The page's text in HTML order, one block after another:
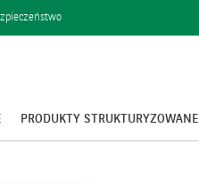
PRODUKTY STRUKTURYZOWANE